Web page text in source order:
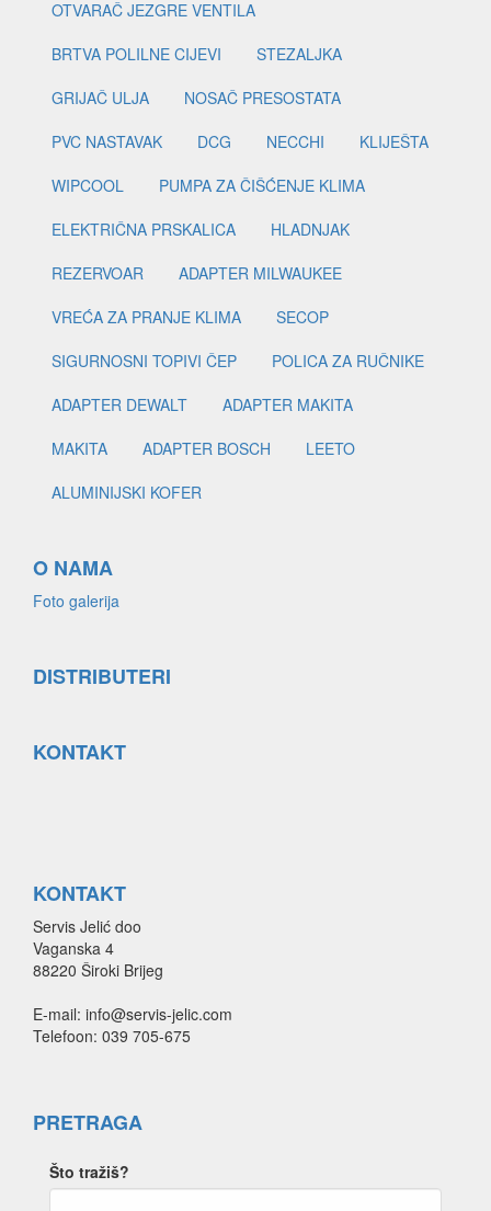
OTVARAČ JEZGRE VENTILA
BRTVA POLILNE CIJEVI
STEZALJKA
GRIJAČ ULJA
NOSAČ PRESOSTATA
PVC NASTAVAK
DCG NECCHI
KLIJEŠTA
WIPCOOL
PUMPA ZA ČIŠĆENJE KLIMA
ELEKTRIČNA PRSKALICA
HLADNJAK
REZERVOAR
ADAPTER MILWAUKEE
VREĆA ZA PRANJE KLIMA
SECOP
SIGURNOSNI TOPIVI ČEP
POLICA ZA RUČNIKE
ADAPTER DEWALT
ADAPTER MAKITA
MAKITA
ADAPTER BOSCH
LEETO
ALUMINIJSKI KOFER
O NAMA
Foto galerija
DISTRIBUTERI
KONTAKT
KONTAKT
Servis Jelić doo
Vaganska 4
88220 Široki Brijeg
E-mail: info@servis-jelic.com
Telefoon: 039 705-675
PRETRAGA
Što tražiš?